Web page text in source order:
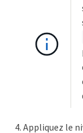
Appliquez le